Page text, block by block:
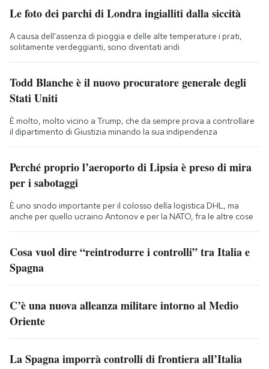
Le foto dei parchi di Londra ingialliti dalla siccità
A causa dell'assenza di pioggia e delle alte temperature i prati,
solitamente verdeggianti, sono diventati aridi
Todd Blanche è il nuovo procuratore generale degli
Stati Uniti
È molto, molto vicino a Trump, che da sempre prova a controllare
il dipartimento di Giustizia minando la sua indipendenza
Perché proprio l’aeroporto di Lipsia è preso di mira
per i sabotaggi
È uno snodo importante per il colosso della logistica DHL, ma
anche per quello ucraino Antonov e per la NATO, fra le altre cose
Cosa vuol dire “reintrodurre i controlli” tra Italia e
Spagna
C’è una nuova alleanza militare intorno al Medio
Oriente
La Spagna imporrà controlli di frontiera all’Italia